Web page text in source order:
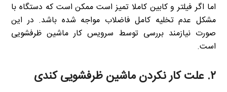
اما اگر فیلتر و کابین کاملا تمیز است ممکن است که دستگاه با
مشکل عدم تخلیه کامل فاضلاب مواجه شده باشد. در این
صورت نیازمند بررسی توسط سرویس کار ماشین ظرفشویی
است.
۲. علت کار نکردن ماشین ظرفشویی کندی